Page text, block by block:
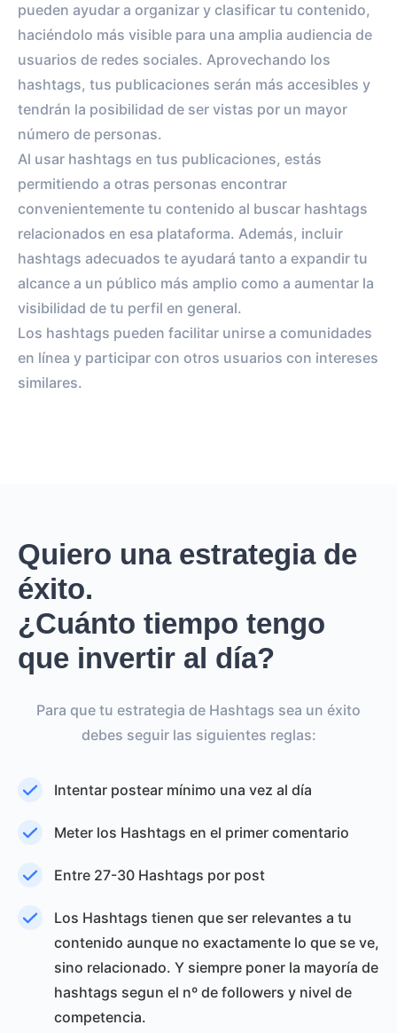
pueden ayudar a organizar y clasificar tu contenido,
haciéndolo más visible para una amplia audiencia de
usuarios de redes sociales. Aprovechando los
hashtags, tus publicaciones serán más accesibles y
tendrán la posibilidad de ser vistas por un mayor
número de personas.
Al usar hashtags en tus publicaciones, estás
permitiendo a otras personas encontrar
convenientemente tu contenido al buscar hashtags
relacionados en esa plataforma. Además, incluir
hashtags adecuados te ayudará tanto a expandir tu
alcance a un público más amplio como a aumentar la
visibilidad de tu perfil en general.
Los hashtags pueden facilitar unirse a comunidades
en línea y participar con otros usuarios con intereses
similares.
Quiero una estrategia de
éxito.
¿Cuánto tiempo tengo
que invertir al día?
Para que tu estrategia de Hashtags sea un éxito
debes seguir las siguientes reglas:
Intentar postear mínimo una vez al día
Meter los Hashtags en el primer comentario
Entre 27-30 Hashtags por post
Los Hashtags tienen que ser relevantes a tu
contenido aunque no exactamente lo que se ve,
sino relacionado. Y siempre poner la mayoría de
hashtags segun el nº de followers y nivel de
competencia.